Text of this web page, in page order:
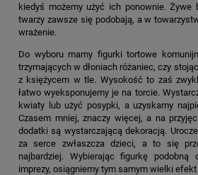
kiedyś możemy użyć ich ponownie. Żywe
twarzy zawsze się podobają, a w
wrażenie.
Do wyboru mamy figurki tortowe
trzymających w dłoniach różaniec, czy
z księżycem w tle. Wysokość to zaś
łatwo wyeksponujemy je na torcie.
kwiaty lub użyć posypki, a uzyskamy
Czasem mniej, znaczy więcej, a na
dodatki są wystarczającą dekoracją.
za serce zwłaszcza dzieci, a to się
najbardziej. Wybierając figurkę
imprezy, osiągniemy tym samym wielki efekt